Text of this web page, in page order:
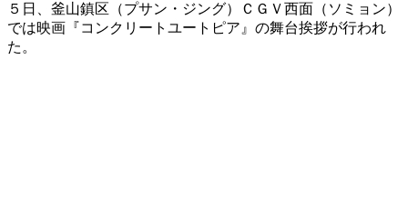
５日、釜山鎮区（プサン・ジング）ＣＧＶ西面（ソミョン）
では映画『コンクリートユートピア』の舞台挨拶が行われ
た。